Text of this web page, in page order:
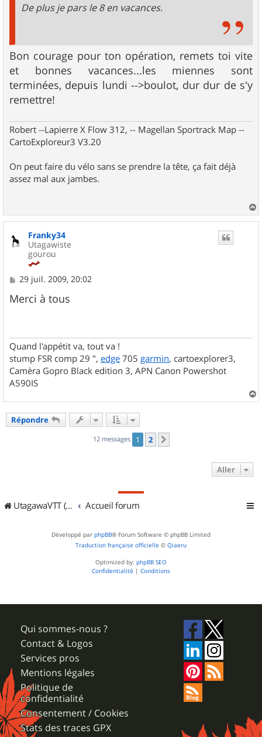
De plus je pars le 8 en vacances.
Bon courage pour ton opération, remets toi vite
et bonnes vacances...les miennes sont
terminées, depuis lundi -->boulot, dur dur de s'y
remettre!
Robert --Lapierre X Flow 312, -- Magellan Sportrack Map --
CartoExploreur3 V3.20
On peut faire du vélo sans se prendre la tête, ça fait déjà
assez mal aux jambes.
a
Franky34
Utagawiste
gourou
M
s
s
29 juil. 2009, 20:02
Merci à tous
Quand l'appétit va, tout va !
stump FSR comp 29 ", edge 705 garmin, cartoexplorer3,
Camèra Gopro Black edition 3, APN Canon Powershot
A590IS
a
Répondre
12 messages 1 2
Aller
UtagawaVTT (Randos VTT et VTTAE avec traces GPS) Accueil forum
Développé par phpBB® Forum Software © phpBB Limited
Traduction française officielle © Qiaeru
Optimized by: phpBB SEO
Confidentialité | Conditions
Qui sommes-nous ?
Contact & Logos
Services pros
Mentions légales
Politique de
confidentialité
Consentement / Cookies
Stats des traces GPX